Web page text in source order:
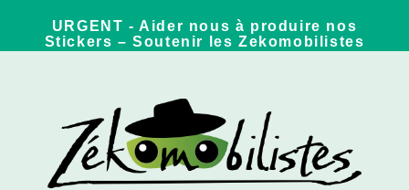
URGENT - Aider nous à produire nos
Stickers – Soutenir les Zekomobilistes